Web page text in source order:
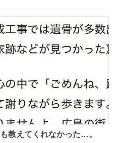
教えてくれなかった…。